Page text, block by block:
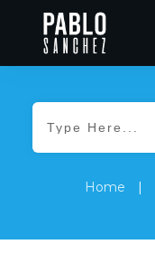
Home